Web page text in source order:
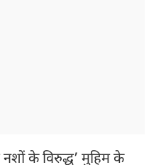
के विरुद्ध’ मुहिम के